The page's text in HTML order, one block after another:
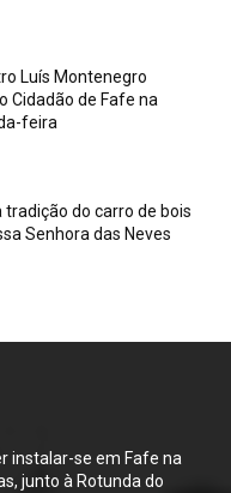
Luís Montenegro
Cidadão de Fafe na
feira
tradição do carro de bois
Senhora das Neves
instalar-se em Fafe na
junto à Rotunda do